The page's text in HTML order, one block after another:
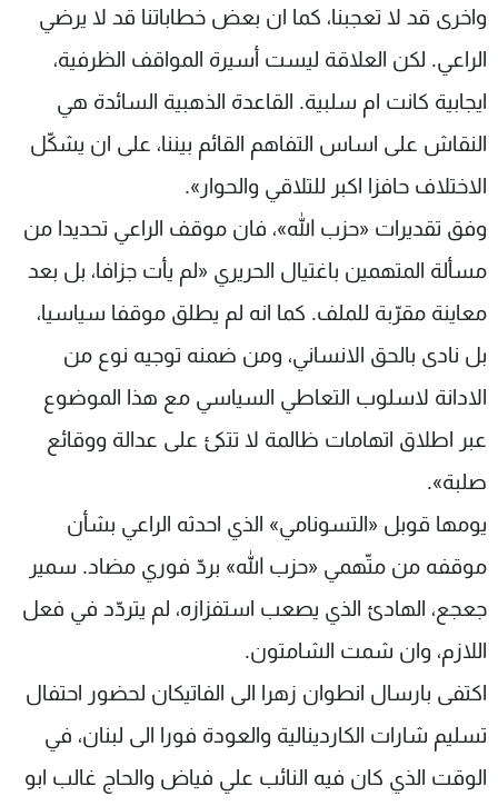
واخرى قد لا تعجبنا، كما ان بعض خطاباتنا قد لا يرضي
الراعي. لكن العلاقة ليست أسيرة المواقف الظرفية،
ايجابية كانت ام سلبية. القاعدة الذهبية السائدة هي
النقاش على اساس التفاهم القائم بيننا، على ان يشكّل
الاختلاف حافزا اكبر للتلاقي والحوار».
وفق تقديرات «حزب الله»، فان موقف الراعي تحديدا من
مسألة المتهمين باغتيال الحريري «لم يأت جزافا، بل بعد
معاينة مقرّبة للملف. كما انه لم يطلق موقفا سياسيا،
بل نادى بالحق الانساني، ومن ضمنه توجيه نوع من
الادانة لاسلوب التعاطي السياسي مع هذا الموضوع
عبر اطلاق اتهامات ظالمة لا تتكئ على عدالة ووقائع
صلبة».
يومها قوبل «التسونامي» الذي احدثه الراعي بشأن
موقفه من متّهمي «حزب الله» بردّ فوري مضاد. سمير
جعجع، الهادئ الذي يصعب استفزازه، لم يتردّد في فعل
اللازم، وان شمت الشامتون.
اكتفى بارسال انطوان زهرا الى الفاتيكان لحضور احتفال
تسليم شارات الكاردينالية والعودة فورا الى لبنان، في
الوقت الذي كان فيه النائب علي فياض والحاج غالب ابو